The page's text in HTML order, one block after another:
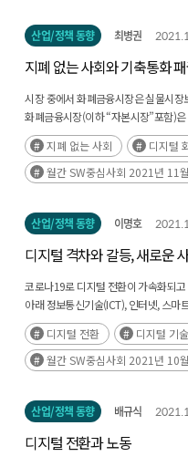
(天網, Skynet) 시스템’ 또는 중국형 ‘
양국과 밀접한 안보동맹과 경제관계를
글로벌 디지털 패권경쟁의 양상을 정
문제가 지닌 국제정치학적 중요성을
불똥이 튀면서 5G통신장비 도입 문제
안보적 선택이 될 수도 있음을 보여주
갈등은 바이든 행정부 출범 이후에도
·태평양 전략과 사이버 동맹외교가 구
전략적 고민은 깊어지고 있다.
산업/정책 동향 최병권
지폐 없는 사회와 기축통화
디지털 전환 전략
시장 중에서 화폐금융시장은 실물시
화폐금융시장(이하 “자본시장”포함)
진보도 실물시장에서 먼저 진행된 후
이를 수용하면서 전개되었다.(후략)
지폐 없는 사회
디지털
월간 SW중심사회 2021년 11
산업/정책 동향 이명호
디지털 격차와 갈등, 새로운
코로나19로 디지털 전환이 가속화되
아래 정보통신기술(ICT), 인터넷, 스마
진화하면서 각 산업의 가치사슬과 생
일상생활에 이르기까지 전방위적으로
여전히 신기술이 등장·확산·진화하고
디지털 전환
디지털 기술
월간 SW중심사회 2021년 10
산업/정책 동향 배규식
디지털 전환과 노동